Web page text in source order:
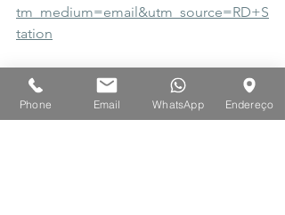
tm_medium=email&utm_source=RD+S
tation
Phone Email WhatsApp Endereço